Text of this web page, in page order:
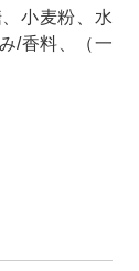
小麦粉、水
/香料、（一